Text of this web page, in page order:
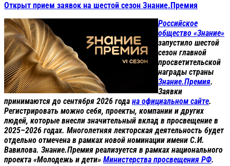
Открыт прием заявок на шестой сезон Знание.Премия
Российское
общество «Знание»
запустило шестой
сезон главной
просветительской
награды страны
Знание.Премия.
Заявки
принимаются до сентября 2026 года на официальном сайте.
Регистрировать можно себя, проекты, компании и других
людей, которые внесли значительный вклад в просвещение в
2025–2026 годах. Многолетняя лекторская деятельность будет
отдельно отмечена в рамках новой номинации имени С.И.
Вавилова. Знание.Премия реализуется в рамках национального
проекта «Молодежь и дети» Министерства просвещения РФ.